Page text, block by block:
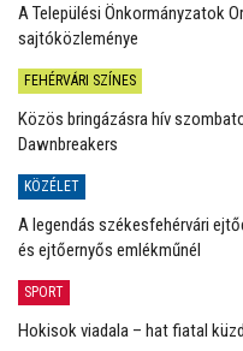
A Települési Önkormányzatok
sajtóközleménye
FEHÉRVÁRI SZÍNES
Közös bringázásra hív
Dawnbreakers
KÖZÉLET
A legendás székesfehérvári
és ejtőernyős emlékműnél
SPORT
Hokisok viadala – hat fiatal